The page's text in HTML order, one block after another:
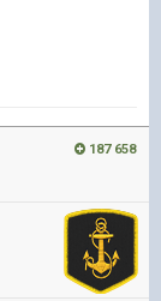
187 658